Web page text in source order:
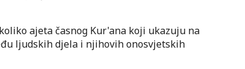
ajeta časnog Kur'ana koji ukazuju na
ljudskih djela i njihovih onosvjetskih